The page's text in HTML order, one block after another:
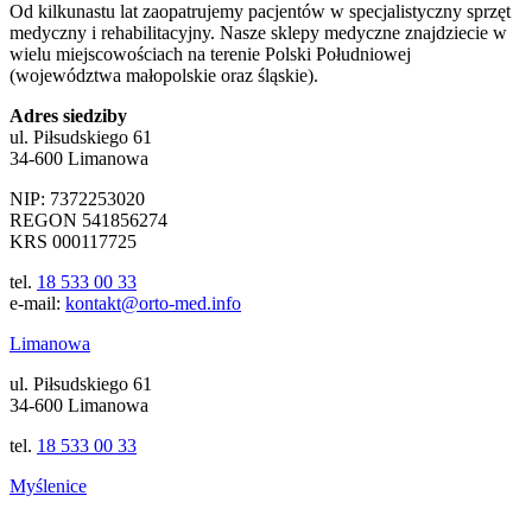
Od kilkunastu lat zaopatrujemy pacjentów w specjalistyczny sprzęt
medyczny i rehabilitacyjny. Nasze sklepy medyczne znajdziecie w
wielu miejscowościach na terenie Polski Południowej
(województwa małopolskie oraz śląskie).
Adres siedziby
ul. Piłsudskiego 61
34-600 Limanowa
NIP: 7372253020
REGON 541856274
KRS 000117725
tel. 18 533 00 33
e-mail: kontakt@orto-med.info
Limanowa
ul. Piłsudskiego 61
34-600 Limanowa
tel. 18 533 00 33
Myślenice